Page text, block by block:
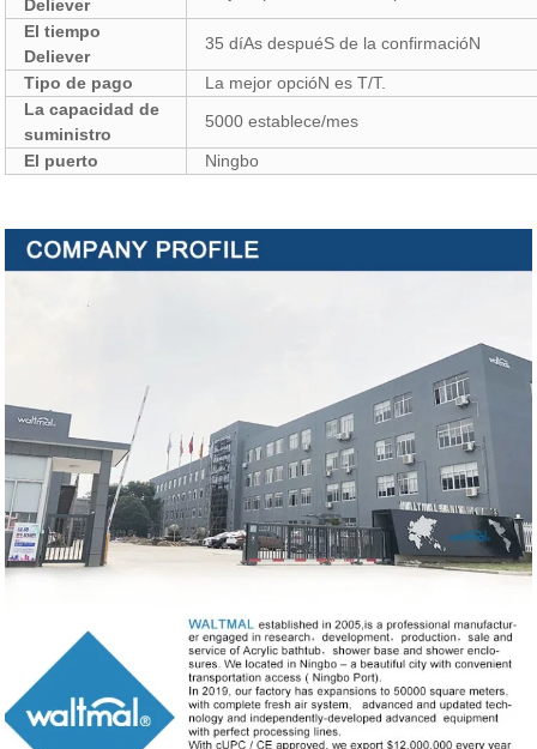
Deliever
El tiempo
Deliever
35 díAs despuéS de la confirmacióN
Tipo de pago
La mejor opcióN es T/T.
La capacidad de
suministro
5000 establece/mes
El puerto Ningbo